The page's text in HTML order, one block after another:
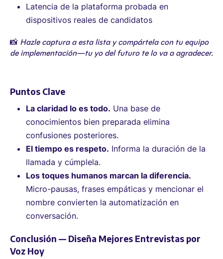
Latencia de la plataforma probada en
dispositivos reales de candidatos
📸 Hazle captura a esta lista y compártela con tu equipo
de implementación—tu yo del futuro te lo va a agradecer.
Puntos Clave
La claridad lo es todo. Una base de
conocimientos bien preparada elimina
confusiones posteriores.
El tiempo es respeto. Informa la duración de la
llamada y cúmplela.
Los toques humanos marcan la diferencia.
Micro-pausas, frases empáticas y mencionar el
nombre convierten la automatización en
conversación.
Conclusión — Diseña Mejores Entrevistas por
Voz Hoy